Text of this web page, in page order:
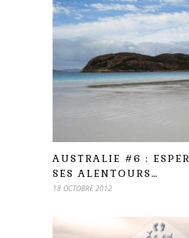
AUSTRALIE #6 :
SES ALENTOURS…
18 OCTOBRE 2012